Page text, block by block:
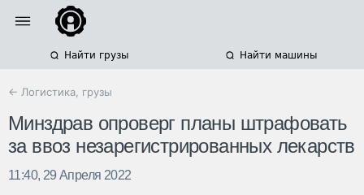
Найти грузы Найти машины
← Логистика, грузы
Минздрав опроверг планы штрафовать
за ввоз незарегистрированных лекарств
11:40, 29 Апреля 2022